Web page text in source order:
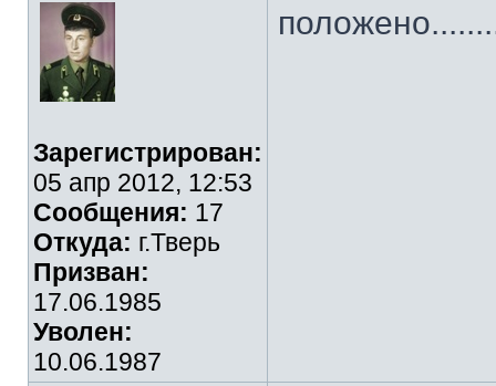
Зарегистрирован:
05 апр 2012, 12:53
Сообщения: 17
Откуда: г.Тверь
Призван:
17.06.1985
Уволен:
10.06.1987